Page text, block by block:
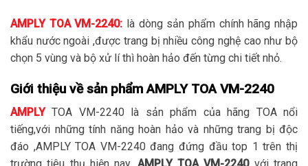
AMPLY TOA VM-2240: là dòng sản phẩm chính hãng nhập
khẩu nước ngoài ,được trang bị nhiều công nghệ cao như bộ
chọn 5 vùng và bộ xử lí thì hoàn hảo đến từng chi tiết nhỏ.
Giới thiệu về sản phẩm AMPLY TOA VM-2240
AMPLYTOA VM-2240 là sản phẩm của hãng TOA nổi
tiếng,với những tính năng hoàn hảo và những trang bị độc
đáo ,AMPLY TOA VM-2240 đang đứng đầu top 1 trên thị